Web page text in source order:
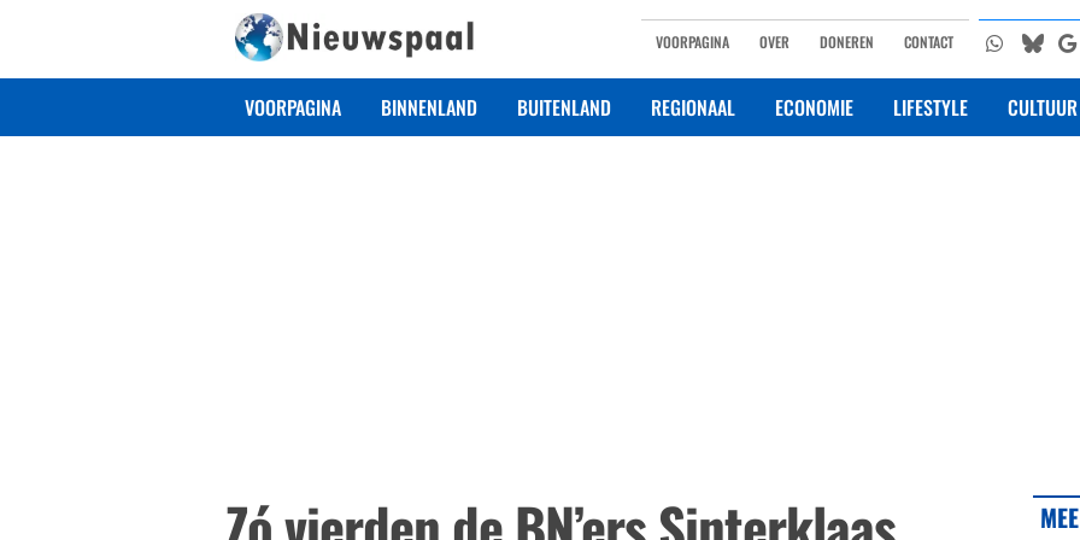
VOORPAGINA OVER DONEREN CONTACT
VOORPAGINA BINNENLAND BUITENLAND REGIONAAL ECONOMIE LIFESTYLE CULTUUR